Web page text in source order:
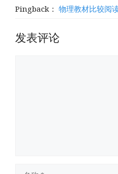
Pingback： 物理教材比较阅
发表评论